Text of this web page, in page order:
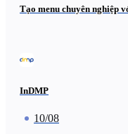
Tạo menu chuyên nghiệp
InDMP
10/08